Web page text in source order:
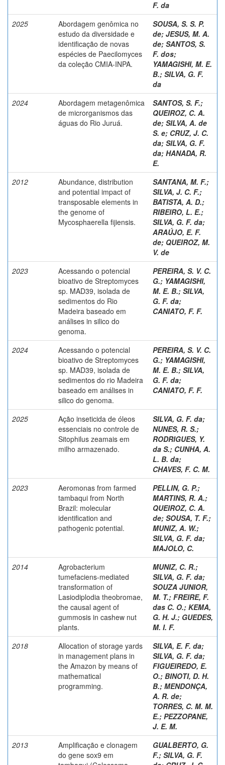
F. da
2025
Abordagem genômica no
estudo da diversidade e
identificação de novas
espécies de Paecilomyces
da coleção CMIA-INPA.
SOUSA, S. S. P.
de; JESUS, M. A.
de; SANTOS, S.
F. dos;
YAMAGISHI, M. E.
B.; SILVA, G. F.
da
2024
Abordagem metagenômica
de microrganismos das
águas do Rio Juruá.
SANTOS, S. F.;
QUEIROZ, C. A.
de; SILVA, A. de
S. e; CRUZ, J. C.
da; SILVA, G. F.
da; HANADA, R.
E.
2012
Abundance, distribution
and potential impact of
transposable elements in
the genome of
Mycosphaerella fijiensis.
SANTANA, M. F.;
SILVA, J. C. F.;
BATISTA, A. D.;
RIBEIRO, L. E.;
SILVA, G. F. da;
ARAÚJO, E. F.
de; QUEIROZ, M.
V. de
2023
Acessando o potencial
bioativo de Streptomyces
sp. MAD39, isolada de
sedimentos do Rio
Madeira baseado em
análises in silico do
genoma.
PEREIRA, S. V. C.
G.; YAMAGISHI,
M. E. B.; SILVA,
G. F. da;
CANIATO, F. F.
2024
Acessando o potencial
bioativo de Streptomyces
sp. MAD39, isolada de
sedimentos do rio Madeira
baseado em análises in
silico do genoma.
PEREIRA, S. V. C.
G.; YAMAGISHI,
M. E. B.; SILVA,
G. F. da;
CANIATO, F. F.
2025
Ação inseticida de óleos
essenciais no controle de
Sitophilus zeamais em
milho armazenado.
SILVA, G. F. da;
NUNES, R. S.;
RODRIGUES, Y.
da S.; CUNHA, A.
L. B. da;
CHAVES, F. C. M.
2023
Aeromonas from farmed
tambaqui from North
Brazil: molecular
identification and
pathogenic potential.
PELLIN, G. P.;
MARTINS, R. A.;
QUEIROZ, C. A.
de; SOUSA, T. F.;
MUNIZ, A. W.;
SILVA, G. F. da;
MAJOLO, C.
2014
Agrobacterium
tumefaciens-mediated
transformation of
Lasiodiplodia theobromae,
the causal agent of
gummosis in cashew nut
plants.
MUNIZ, C. R.;
SILVA, G. F. da;
SOUZA JUNIOR,
M. T.; FREIRE, F.
das C. O.; KEMA,
G. H. J.; GUEDES,
M. I. F.
2018
Allocation of storage yards
in management plans in
the Amazon by means of
mathematical
programming.
SILVA, E. F. da;
SILVA, G. F. da;
FIGUEIREDO, E.
O.; BINOTI, D. H.
B.; MENDONÇA,
A. R. de;
TORRES, C. M. M.
E.; PEZZOPANE,
J. E. M.
2013
Amplificação e clonagem
do gene sox9 em
GUALBERTO, G.
F.; SILVA, G. F.